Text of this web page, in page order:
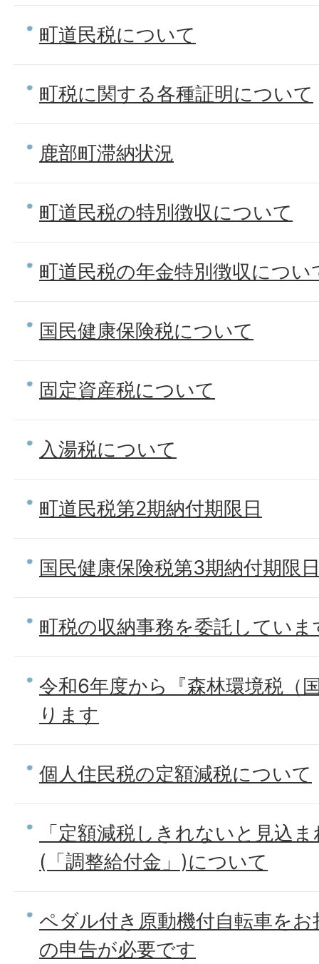
町道民税について
町税に関する各種証明について
鹿部町滞納状況
町道民税の特別徴収について
町道民税の年金特別徴収につい
国民健康保険税について
固定資産税について
入湯税について
町道民税第2期納付期限日
国民健康保険税第3期納付期限
町税の収納事務を委託していま
令和6年度から『森林環境税（
ります
個人住民税の定額減税について
「定額減税しきれないと見込
(「調整給付金」)について
ペダル付き原動機付自転車を
の申告が必要です